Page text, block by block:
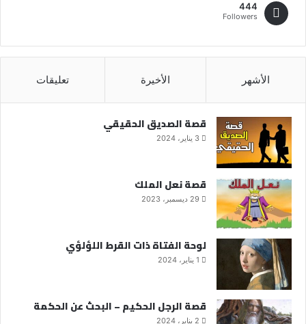
444
Followers
الأشهر الأخيرة تعليقات
قصة الصديق الحقيقي
3 يناير، 2024
قصة نعل الملك
29 ديسمبر، 2023
لوحة الفتاة ذات القرط اللؤلؤي
1 يناير، 2024
قصة الرجل الحكيم – البحث عن الحكمة
2 يناير، 2024